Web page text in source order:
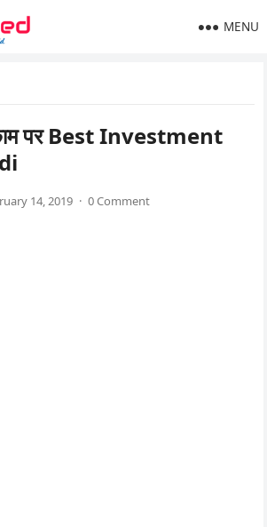
MENU
पर Best Investment
14, 2019 · 0 Comment